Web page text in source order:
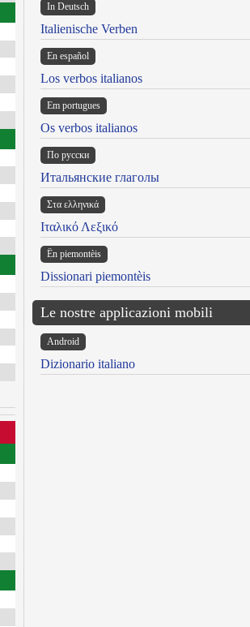
In Deutsch
Italienische Verben
En español
Los verbos italianos
Em portugues
Os verbos italianos
По русски
Итальянские глаголы
Στα ελληνικά
Ιταλικό Λεξικό
Ën piemontèis
Dissionari piemontèis
Le nostre applicazioni mobili
Android
Dizionario italiano